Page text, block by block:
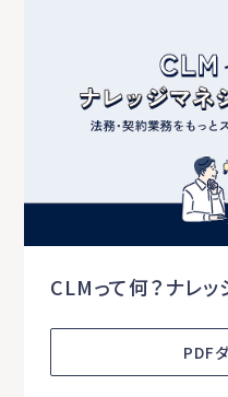
CLMって何？ナレッ
PDF